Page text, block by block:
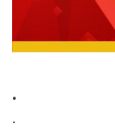
.
.